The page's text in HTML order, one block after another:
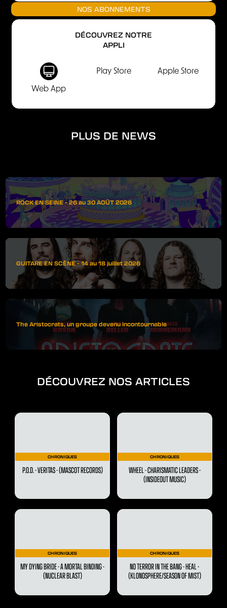
NOS ABONNEMENTS
DÉCOUVREZ NOTRE
APPLI
Web App
Play Store Apple Store
PLUS DE NEWS
ROCK EN SEINE - 26 au 30 AOÛT 2026
GUITARE EN SCÈNE - 14 au 18 juillet 2026
The Aristocrats, un groupe devenu incontournable
DÉCOUVREZ NOS ARTICLES
CHRONIQUES
P.O.D. - VERITAS - (MASCOT RECORDS)
CHRONIQUES
WHEEL - CHARISMATIC LEADERS -
(INSIDEOUT MUSIC)
CHRONIQUES
MY DYING BRIDE - A MORTAL BINDING -
(NUCLEAR BLAST)
CHRONIQUES
NO TERROR IN THE BANG - HEAL -
(KLONOSPHERE/SEASON OF MIST)